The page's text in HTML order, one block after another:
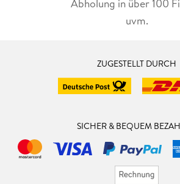
Abholung in über 100
uvm.
ZUGESTELLT DURCH
SICHER & BEQUEM